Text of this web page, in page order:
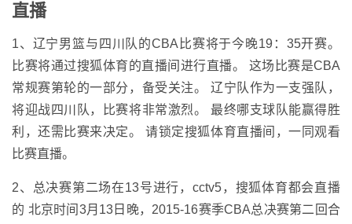
直播
1、辽宁男篮与四川队的CBA比赛将于今晚19：35开赛。
比赛将通过搜狐体育的直播间进行直播。 这场比赛是CBA
常规赛第轮的一部分，备受关注。 辽宁队作为一支强队，
将迎战四川队，比赛将非常激烈。 最终哪支球队能赢得胜
利，还需比赛来决定。 请锁定搜狐体育直播间，一同观看
比赛直播。
2、总决赛第二场在13号进行，cctv5，搜狐体育都会直播
的 北京时间3月13日晚，2015-16赛季CBA总决赛第二回合